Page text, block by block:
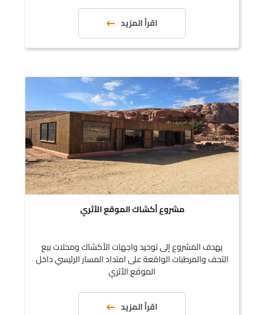
اقرأ المزيد
مشروع أكشاك الموقع الأثري
يهدف المشروع إلى توحيد واجهات الأكشاك ومحلات بيع
التحف والمرطبات الواقعة على امتداد المسار الرئيسي داخل
الموقع الأثري
اقرأ المزيد